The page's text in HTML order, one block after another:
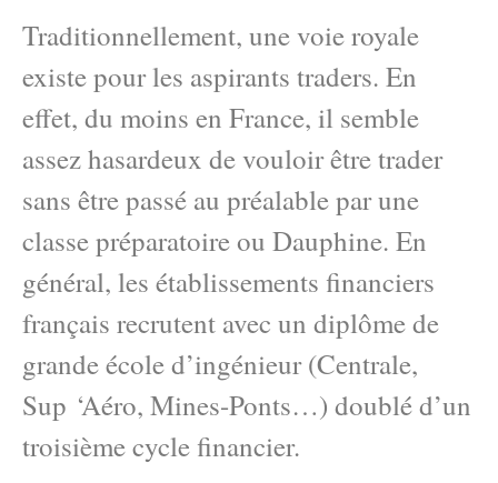
Traditionnellement, une voie royale
existe pour les aspirants traders. En
effet, du moins en France, il semble
assez hasardeux de vouloir être trader
sans être passé au préalable par une
classe préparatoire ou Dauphine. En
général, les établissements financiers
français recrutent avec un diplôme de
grande école d’ingénieur (Centrale,
Sup ‘Aéro, Mines-Ponts…) doublé d’un
troisième cycle financier.